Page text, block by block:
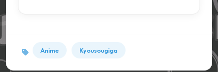
Anime Kyousougiga